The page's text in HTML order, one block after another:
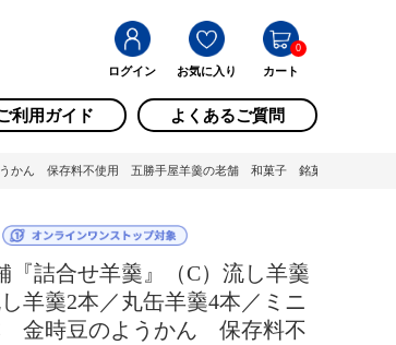
ログイン お気に入り カート
0
利用ガイド よくあるご質問
のようかん 保存料不使用 五勝手屋羊羹の老舗 和菓子 銘菓 名
『詰合せ羊羹』（C）流し羊羹
羊羹2本／丸缶羊羹4本／ミニ
金時豆のようかん 保存料不